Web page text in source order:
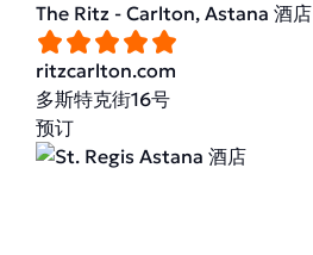
The Ritz - Carlton, Astana 酒店
ritzcarlton.com
多斯特克街16号
预订